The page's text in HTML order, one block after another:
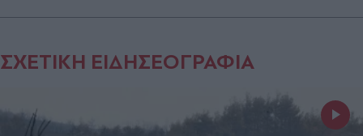
ΣΧΕΤΙΚΗ ΕΙΔΗΣΕΟΓΡΑΦΙΑ